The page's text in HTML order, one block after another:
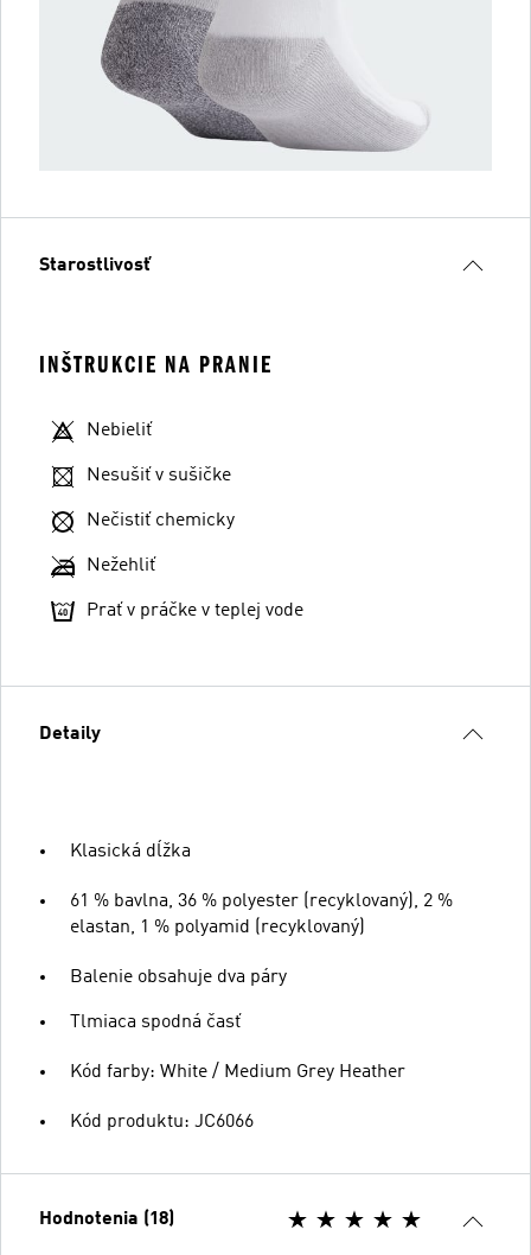
Starostlivosť
INŠTRUKCIE NA PRANIE
Nebieliť
Nesušiť v sušičke
Nečistiť chemicky
Nežehliť
Prať v práčke v teplej vode
Detaily
Klasická dĺžka
61 % bavlna, 36 % polyester (recyklovaný), 2 %
elastan, 1 % polyamid (recyklovaný)
Balenie obsahuje dva páry
Tlmiaca spodná časť
Kód farby: White / Medium Grey Heather
Kód produktu: JC6066
Hodnotenia (18)